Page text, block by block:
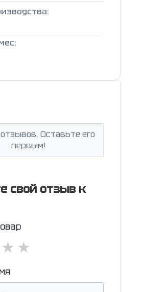
Оставьте его
первым!
свой отзыв к
★
★